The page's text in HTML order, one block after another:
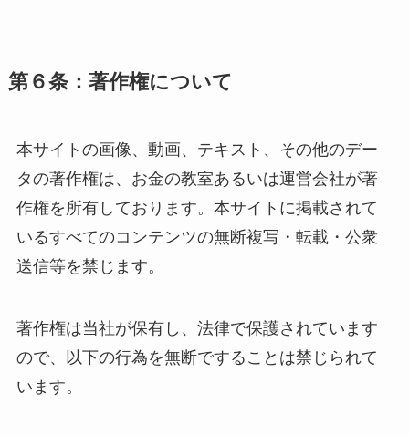
第６条：著作権について
本サイトの画像、動画、テキスト、その他のデー
タの著作権は、お金の教室あるいは運営会社が著
作権を所有しております。本サイトに掲載されて
いるすべてのコンテンツの無断複写・転載・公衆
送信等を禁じます。
著作権は当社が保有し、法律で保護されています
ので、以下の行為を無断ですることは禁じられて
います。